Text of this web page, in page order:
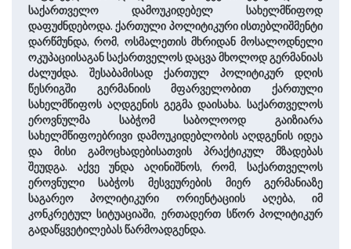
საქართველო დამოუკიდებელ სახელმწიფოდ
დაფუძნდებოდა. ქართული პოლიტიკური ისთებლიშმენტი
დარწმუნდა, რომ, ოსმალეთის მხრიდან მოსალოდნელი
ოკუპაციისაგან საქართველოს დაცვა მხოლოდ გერმანიას
ძალუძდა. შესაბამისად ქართულ პოლიტიკურ დღის
წესრიგში გერმანიის მფარველობით ქართული
სახელმწიფოს აღდგენის გეგმა დაისახა. საქართველოს
ეროვნულმა საბჭომ საბოლოოდ გაიზიარა
სახელმწიფოებრივი დამოუკიდებლობის აღდგენის იდეა
და მისი გამოცხადებისათვის პრაქტიკულ მზადებას
შეუდგა. აქვე უნდა აღინიშნოს, რომ, საქართველოს
ეროვნული საბჭოს მესვეურების მიერ გერმანიაზე
საგარეო პოლიტიკური ორიენტაციის აღება, იმ
კონკრეტულ სიტუაციაში, ერთადერთ სწორ პოლიტიკურ
გადაწყვეტილებას წარმოადგენდა.